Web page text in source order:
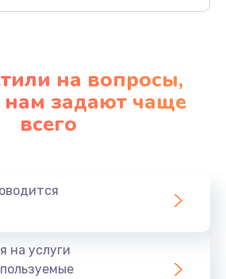
на вопросы,
нам задают чаще
всего
на услуги